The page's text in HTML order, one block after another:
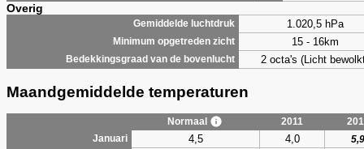
Overig
Gemiddelde luchtdruk 1.020,5 hPa
Minimum opgetreden zicht 15 - 16km
Bedekkingsgraad van de bovenlucht 2 octa's (Licht
Maandgemiddelde temperaturen
Normaal 2011
Januari
4,5 4,0
5,9